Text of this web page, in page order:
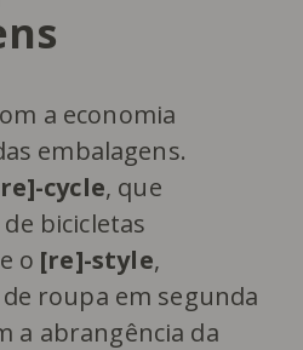
a economia
embalagens.
cycle, que
bicicletas
o [re]-style,
roupa em segunda
a abrangência da